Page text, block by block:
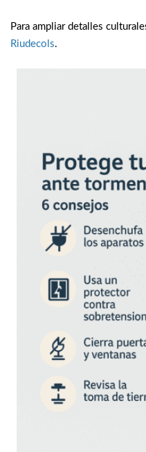
Para ampliar detalles
Riudecols.